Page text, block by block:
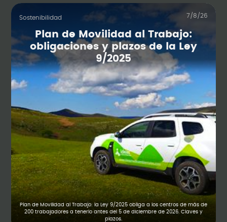
Sostenibilidad 7/8/26
Plan de Movilidad al Trabajo:
obligaciones y plazos de la Ley
9/2025
Plan de Movilidad al Trabajo: la Ley 9/2025 obliga a los centros de más de
200 trabajadores a tenerlo antes del 5 de diciembre de 2026. Claves y
plazos.